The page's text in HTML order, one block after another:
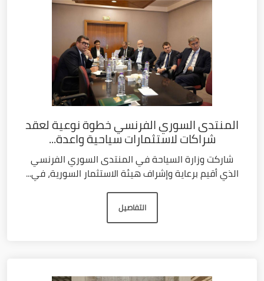
المنتدى السوري الفرنسي خطوة نوعية لعقد
شراكات لاستثمارات سياحية واعدة...
شاركت وزارة السياحة في المنتدى السوري الفرنسي
الذي أقيم برعاية وإشراف هيئة الاستثمار السورية، في...
التفاصيل